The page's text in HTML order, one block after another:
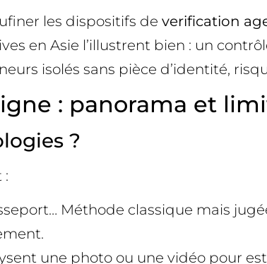
les dispositifs de verification
en Asie l’illustrent bien : un
isolés sans pièce d’identité,
: panorama et
?
:
Méthode classique mais
une photo ou une vidéo pour